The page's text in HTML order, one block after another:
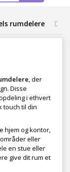
rumdelere
, der
Disse
i ethvert
touch til din
hjem og kontor,
eller
en stue eller
give dit rum et